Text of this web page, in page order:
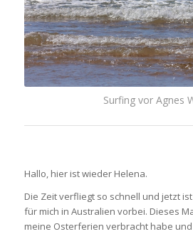
Surfing vor Agnes
Hallo, hier ist wieder Helena.
Die Zeit verfliegt so schnell und jetzt
für mich in Australien vorbei. Dieses
meine Osterferien verbracht habe